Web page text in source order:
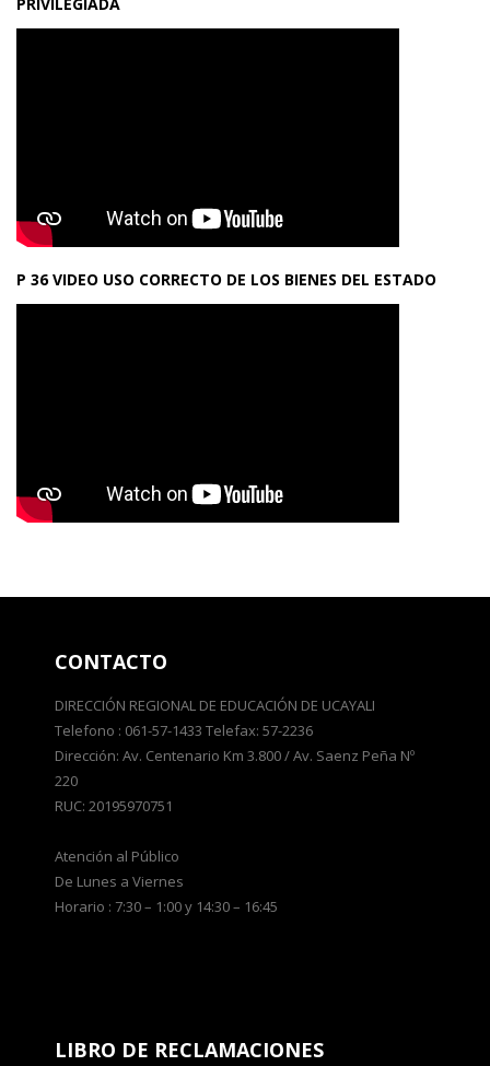
P 36 VIDEO USO CORRECTO DE LOS BIENES DEL ESTADO
CONTACTO
DIRECCIÓN REGIONAL DE EDUCACIÓN DE UCAYALI
Telefono : 061-57-1433 Telefax: 57-2236
Dirección: Av. Centenario Km 3.800 / Av. Saenz Peña Nº
220
RUC: 20195970751
Atención al Público
De Lunes a Viernes
Horario : 7:30 – 1:00 y 14:30 – 16:45
LIBRO DE RECLAMACIONES